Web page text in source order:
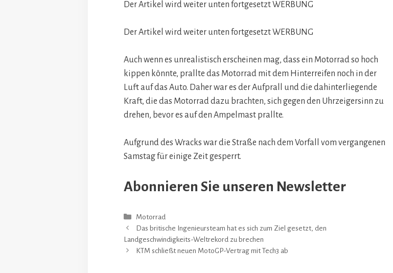
Der Artikel wird weiter unten fortgesetztWERBUNG
Der Artikel wird weiter unten fortgesetztWERBUNG
Auch wenn es unrealistisch erscheinen mag, dass ein Motorrad so hoch
kippen könnte, prallte das Motorrad mit dem Hinterreifen noch in der
Luft auf das Auto. Daher war es der Aufprall und die dahinterliegende
Kraft, die das Motorrad dazu brachten, sich gegen den Uhrzeigersinn zu
drehen, bevor es auf den Ampelmast prallte.
Aufgrund des Wracks war die Straße nach dem Vorfall vom vergangenen
Samstag für einige Zeit gesperrt.
Abonnieren Sie unseren Newsletter
Kategorien
Motorrad
Das britische Ingenieursteam hat es sich zum Ziel gesetzt, den
Landgeschwindigkeits-Weltrekord zu brechen
KTM schließt neuen MotoGP-Vertrag mit Tech3 ab